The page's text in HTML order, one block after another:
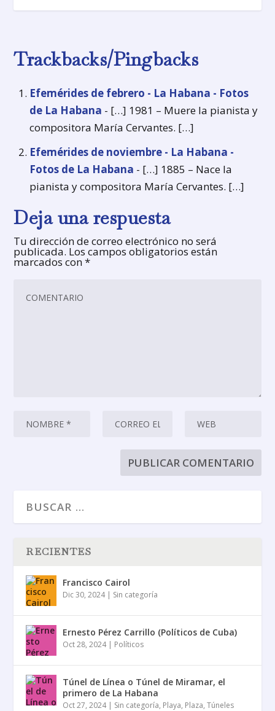
Trackbacks/Pingbacks
Efemérides de febrero - La Habana - Fotos
de La Habana - […] 1981 – Muere la pianista y
compositora María Cervantes. […]
Efemérides de noviembre - La Habana -
Fotos de La Habana - […] 1885 – Nace la
pianista y compositora María Cervantes. […]
Deja una respuesta
Tu dirección de correo electrónico no será
publicada. Los campos obligatorios están
marcados con*
RECIENTES
Francisco Cairol
Dic 30, 2024| Sin categoría
Ernesto Pérez Carrillo (Políticos de Cuba)
Oct 28, 2024| Políticos
Túnel de Línea o Túnel de Miramar, el
primero de La Habana
Oct 27, 2024| Sin categoría, Playa, Plaza,Túneles